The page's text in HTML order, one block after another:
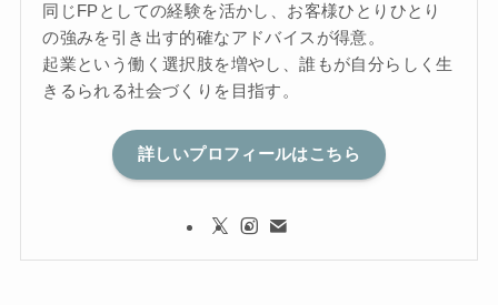
同じFPとしての経験を活かし、お客様ひとりひとり
の強みを引き出す的確なアドバイスが得意。
起業という働く選択肢を増やし、誰もが自分らしく生
きるられる社会づくりを目指す。
詳しいプロフィールはこちら